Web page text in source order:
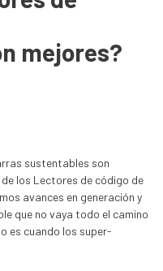
mejores?
sustentables son
los Lectores de código de
avances en generación y
que no vaya todo el camino
es cuando los super-